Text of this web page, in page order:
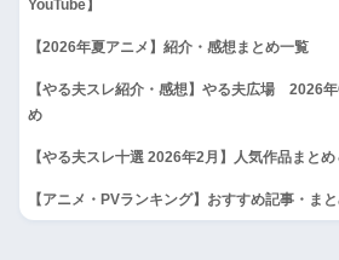
YouTube】
【2026年夏アニメ】紹介・感想まとめ一覧
【やる夫スレ紹介・感想】やる夫広場 2026
め
【やる夫スレ十選 2026年2月】人気作品まと
【アニメ・PVランキング】おすすめ記事・ま